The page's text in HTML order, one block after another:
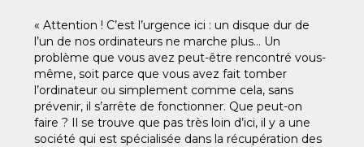
« Attention ! C’est l’urgence ici : un disque dur de
l’un de nos ordinateurs ne marche plus… Un
problème que vous avez peut-être rencontré vous-
même, soit parce que vous avez fait tomber
l’ordinateur ou simplement comme cela, sans
prévenir, il s’arrête de fonctionner. Que peut-on
faire ? Il se trouve que pas très loin d’ici, il y a une
société qui est spécialisée dans la récupération des